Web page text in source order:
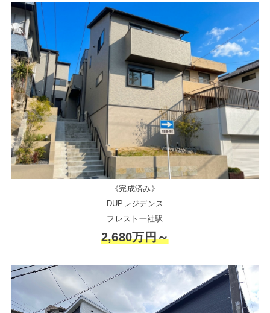
《完成済み》
DUPレジデンス
フレスト一社駅
2,680万円～